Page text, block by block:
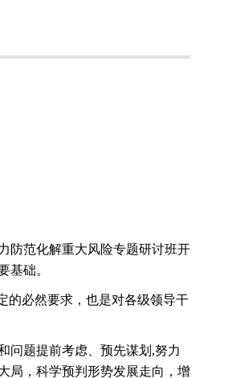
防范化解重大风险专题研讨班开
基础。
的必然要求，也是对各级领导干
问题提前考虑、预先谋划 ,努力
局，科学预判形势发展走向，增